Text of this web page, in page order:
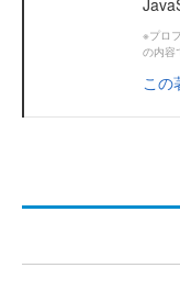
※プロ
の内容
この